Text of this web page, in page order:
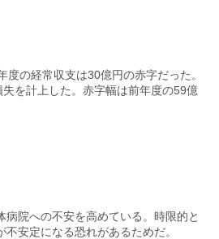
の経常収支は30億円の赤字だった。
を計上した。赤字幅は前年度の59億
院への不安を高めている。時限的と
安定になる恐れがあるためだ。